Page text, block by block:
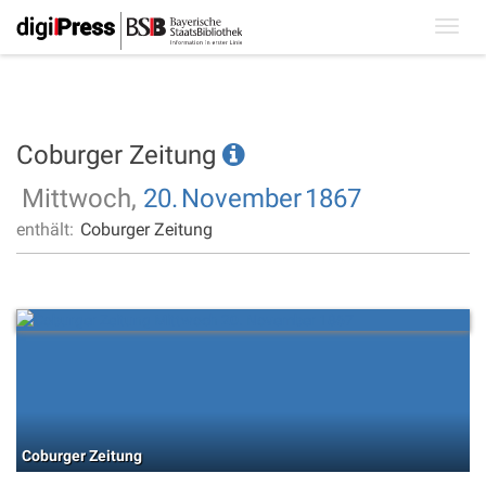
Coburger Zeitung
Mittwoch, 20. November1867
enthält: Coburger Zeitung
Coburger Zeitung